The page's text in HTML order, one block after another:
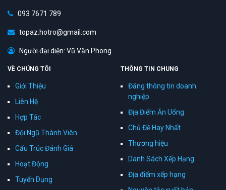
093 7671 789
topaz.hotro@gmail.com
Người đại diện: Vũ Văn Phong
VỀ CHÚNG TÔI
Giới Thiệu
Liên Hệ
Hợp Tác
Đội Ngũ Thành Viên
Cấu Trúc Đánh Giá
Hoạt Động
Tuyển Dụng
THÔNG TIN CHUNG
Đăng thông tin doanh
nghiệp
Địa Điểm Ăn Uống
Chủ Đề Hay Nhất
Thương hiệu
Danh Sách Xếp Hạng
Địa điểm xếp hạng